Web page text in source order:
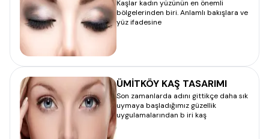
Kaşlar kadın yüzünün en önemli
bölgelerinden biri. Anlamlı bakışlara ve
yüz ifadesine
ÜMİTKÖY KAŞ TASARIMI
Son zamanlarda adını gittikçe daha sık
uymaya başladığımız güzellik
uygulamalarından b iri kaş